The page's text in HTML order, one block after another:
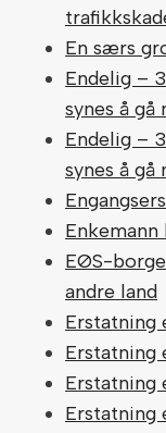
En særs
Endelig –
synes å
Endelig –
synes å
EØS-
andre land
Erstatning
Erstatning
Erstatning
Erstatning